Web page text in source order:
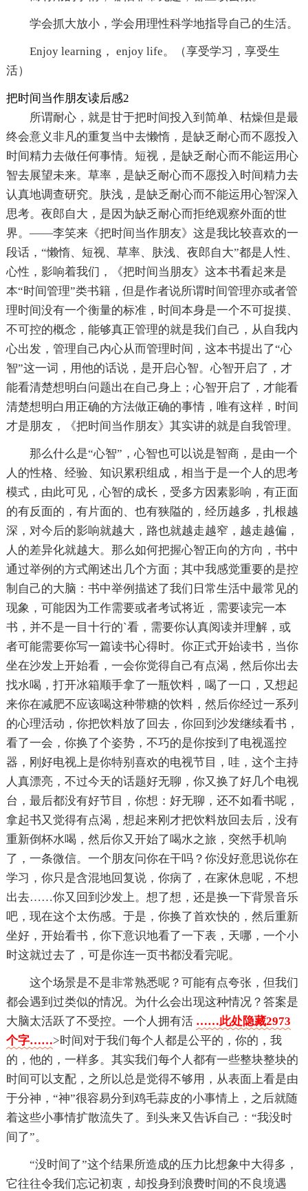
学会抓大放小，学会用理性科学地指导自己的生活。
Enjoy learning， enjoy life。（享受学习，享受生
活）
把时间当作朋友读后感2
所谓耐心，就是甘于把时间投入到简单、枯燥但是最
终会意义非凡的重复当中去懒惰，是缺乏耐心而不愿投入
时间精力去做任何事情。短视，是缺乏耐心而不能运用心
智去展望未来。草率，是缺乏耐心而不愿投入时间精力去
认真地调查研究。肤浅，是缺乏耐心而不能运用心智深入
思考。夜郎自大，是因为缺乏耐心而拒绝观察外面的世
界。——李笑来《把时间当作朋友》这是我比较喜欢的一
段话，“懒惰、短视、草率、肤浅、夜郎自大”都是人性、
心性，影响着我们，《把时间当朋友》这本书看起来是
本“时间管理”类书籍，但是作者说所谓时间管理亦或者管
理时间没有一个衡量的标准，时间本身是一个不可捉摸、
不可控的概念，能够真正管理的就是我们自己，从自我内
心出发，管理自己内心从而管理时间，这本书提出了“心
智”这一词，用他的话说，是开启心智。心智开启了，才
能看清楚想明白问题出在自己身上；心智开启了，才能看
清楚想明白用正确的方法做正确的事情，唯有这样，时间
才是朋友，《把时间当作朋友》其实讲的就是自我管理。
那么什么是“心智”，心智也可以说是智商，是由一个
人的性格、经验、知识累积组成，相当于是一个人的思考
模式，由此可见，心智的成长，受多方因素影响，有正面
的有反面的，有片面的、也有狭隘的，经历越多，扎根越
深，对今后的影响就越大，路也就越走越窄，越走越偏，
人的差异化就越大。那么如何把握心智正向的方向，书中
通过举例的方式阐述出几个方面；其中我感觉重要的是控
制自己的大脑：书中举例描述了我们日常生活中最常见的
现象，可能因为工作需要或者考试将近，需要读完一本
书，并不是一目十行的`看，需要你认真阅读并理解，或
者可能需要你写一篇读书心得时。你正式开始读书，当你
坐在沙发上开始看，一会你觉得自己有点渴，然后你出去
找水喝，打开冰箱顺手拿了一瓶饮料，喝了一口，又想起
来你在减肥不应该喝这种带糖的饮料，然后你经过一系列
的心理活动，你把饮料放了回去，你回到沙发继续看书，
看了一会，你换了个姿势，不巧的是你按到了电视遥控
器，刚好电视上是你特别喜欢的电视节目，哇，这个主持
人真漂亮，不过今天的话题好无聊，你又换了好几个电视
台，最后都没有好节目，你想：好无聊，还不如看书呢，
拿起书又觉得有点渴，想起来刚才把饮料放回去后，没有
重新倒杯水喝，然后你又开始了喝水之旅，突然手机响
了，一条微信。一个朋友问你在干吗？你没好意思说你在
学习，你只是含混地回复说，你病了，在家休息呢，不想
出去……你又回到沙发上。想了想，还是换一下背景音乐
吧，现在这个太伤感。于是，你换了首欢快的，然后重新
坐好，开始看书，你下意识地看了一下表，天哪，一个小
时这就过去了，可是你连一页书都没看完呢。
这个场景是不是非常熟悉呢？可能有点夸张，但我们
都会遇到过类似的情况。为什么会出现这种情况？答案是
大脑太活跃了不受控。一个人拥有活 ……此处隐藏2973
个字……>时间对于我们每个人都是公平的，你的，我
的，他的，一样多。其实我们每个人都有一些整块整块的
时间可以支配，之所以总是觉得不够用，从表面上看是由
于分神，“神”很容易分到鸡毛蒜皮的小事情上，之后就随
着这些小事情扩散流失了。到头来又告诉自己：“我没时
间了”。
“没时间了”这个结果所造成的压力比想象中大得多，
它往往令我们忘记初衷，却投身到浪费时间的不良境遇